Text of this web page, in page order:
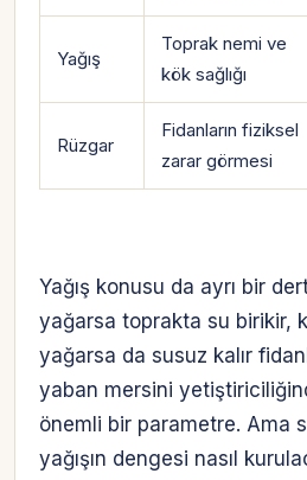
Yağış
Toprak nemi ve
kök sağlığı
Rüzgar
Fidanların fiziksel
zarar görmesi
Yağış konusu da ayrı bir
yağarsa toprakta su birikir,
yağarsa da susuz kalır
yaban mersini
önemli bir parametre. Ama
yağışın dengesi nasıl